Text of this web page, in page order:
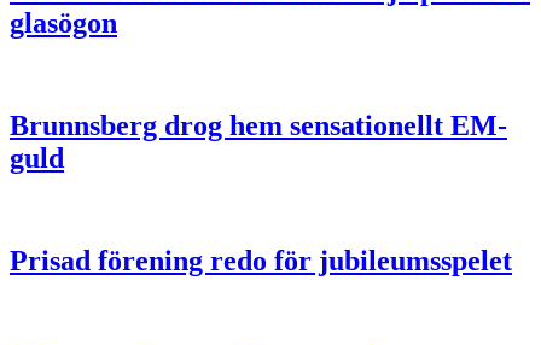
glasögon
Brunnsberg drog hem sensationellt EM-
guld
Prisad förening redo för jubileumsspelet